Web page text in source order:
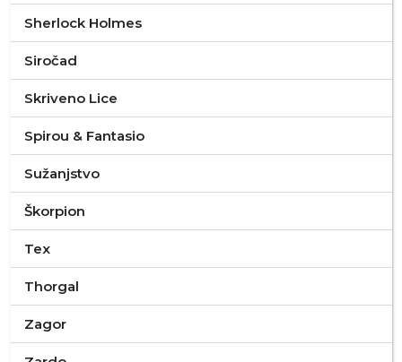
Sherlock Holmes
Siročad
Skriveno Lice
Spirou & Fantasio
Sužanjstvo
Škorpion
Tex
Thorgal
Zagor